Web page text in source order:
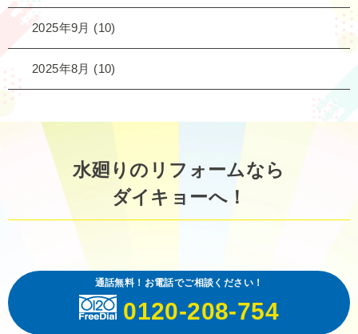
2025年9月 (10)
2025年8月 (10)
水廻りのリフォームなら
ダイキョーへ！
通話無料！お電話でご相談ください！
0120-208-754